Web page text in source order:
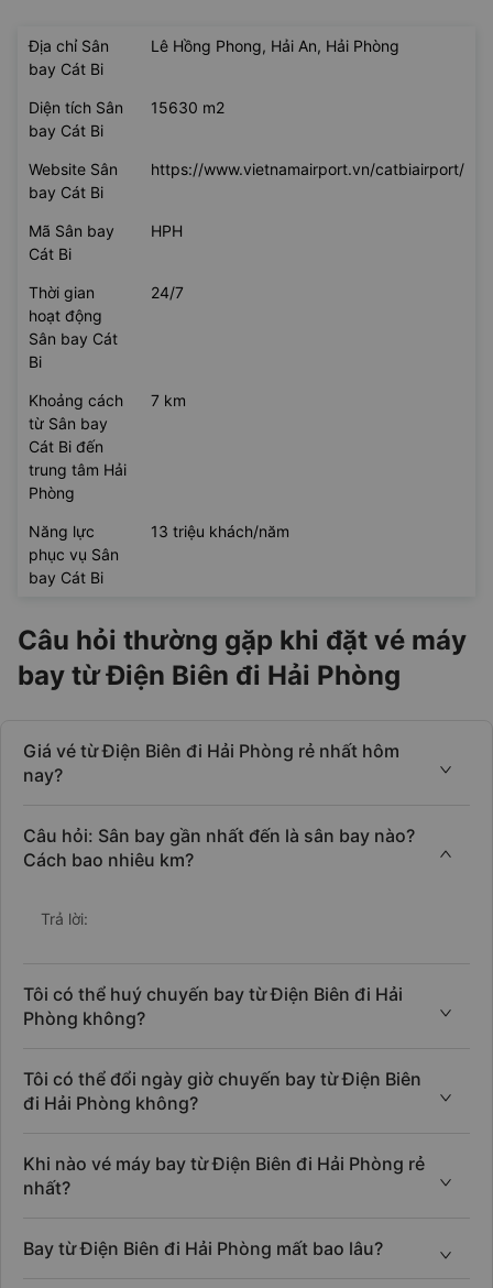
Địa chỉ Sân
bay Cát Bi
Lê Hồng Phong, Hải An, Hải Phòng
Diện tích Sân
bay Cát Bi
15630 m2
Website Sân
bay Cát Bi
https://www.vietnamairport.vn/catbiairport/
Mã Sân bay
Cát Bi
HPH
Thời gian
hoạt động
Sân bay Cát
Bi
24/7
Khoảng cách
từ Sân bay
Cát Bi đến
trung tâm Hải
Phòng
7 km
Năng lực
phục vụ Sân
bay Cát Bi
13 triệu khách/năm
Câu hỏi thường gặp khi đặt vé máy
bay từ Điện Biên đi Hải Phòng
Giá vé từ Điện Biên đi Hải Phòng rẻ nhất hôm
nay?
Câu hỏi: Sân bay gần nhất đến là sân bay nào?
Cách bao nhiêu km?
Trả lời:
Tôi có thể huý chuyến bay từ Điện Biên đi Hải
Phòng không?
Tôi có thể đổi ngày giờ chuyến bay từ Điện Biên
đi Hải Phòng không?
Khi nào vé máy bay từ Điện Biên đi Hải Phòng rẻ
nhất?
Bay từ Điện Biên đi Hải Phòng mất bao lâu?